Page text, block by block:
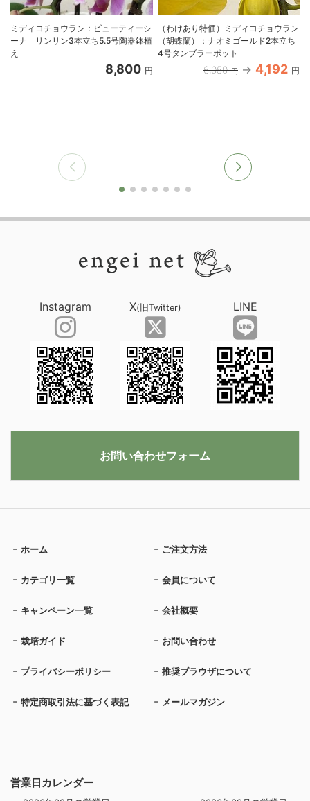
ミディコチョウラン：ビューティーシ
ーナ リンリン3本立ち5.5号陶器鉢植
え
8,800 円
（わけあり特価）ミディコチョウラン
（胡蝶蘭）：ナオミゴールド2本立ち
4号タンブラーポット
6,050 円 4,192 円
営業日カレンダー
ホーム ご注文方法
カテゴリ一覧 会員について
キャンペーン一覧 会社概要
栽培ガイド お問い合わせ
プライバシーポリシー 推奨ブラウザについて
特定商取引法に基づく表記 メールマガジン
Instagram X(旧Twitter) LINE
お問い合わせフォーム